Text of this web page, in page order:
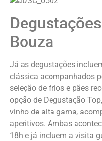
Bouza
Já as degustações
clássica acompanhados
seleção de frios e pães
opção de Degustação
vinho de alta gama,
aperitivos. Ambas
18h e já incluem a visita